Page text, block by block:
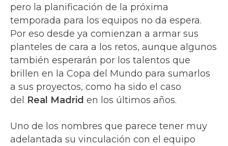
pero la planificación de la próxima
temporada para los equipos no da espera.
Por eso desde ya comienzan a armar sus
planteles de cara a los retos, aunque algunos
también esperarán por los talentos que
brillen en la Copa del Mundo para sumarlos
a sus proyectos, como ha sido el caso
del Real Madrid en los últimos años.
Uno de los nombres que parece tener muy
adelantada su vinculación con el equipo